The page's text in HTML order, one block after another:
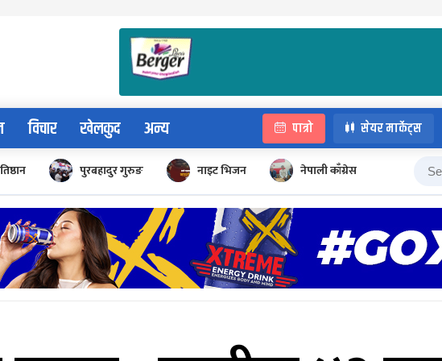
विचार खेलकुद अन्य पात्रो सेयर मार्केट्स
पुरबहादुर गुरुङ नाइट भिजन नेपाली काँग्रेस